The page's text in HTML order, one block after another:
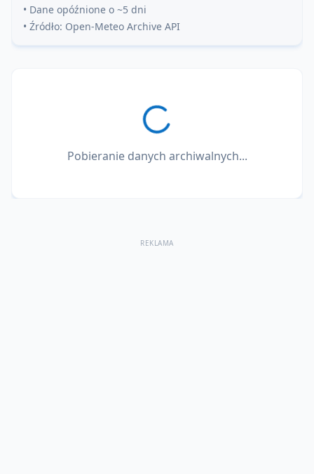
• Dane opóźnione o ~5 dni
• Źródło: Open-Meteo Archive API
Pobieranie danych archiwalnych...
REKLAMA